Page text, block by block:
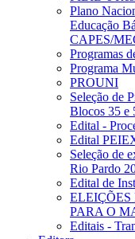
Plano
Educação
CAPES/
Programas
Programa
PROUNI
Seleção de
Blocos 35 e
Edital -
Edital
Seleção de
Rio Pardo
Edital de
ELEIÇÕES
PARA O
Editais -